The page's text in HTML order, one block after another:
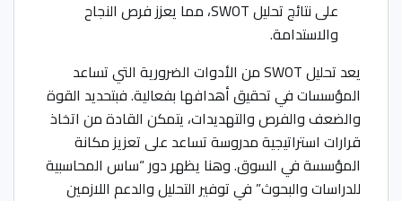
على نتائج تحليل SWOT، مما يعزز فرص النجاح
والاستدامة.
يعد تحليل SWOT من الأدوات الضرورية التي تساعد
المؤسسات في تحقيق أهدافها بفعالية. فبتحديد القوة
والضعف والفرص والتهديدات، يتمكن القادة من اتخاذ
قرارات استراتيجية مدروسة تساعد على تعزيز مكانة
المؤسسة في السوق. وهنا يظهر دور “ساس المحاسبية
للدراسات والبحوث” في توفير التحليل والدعم اللازمين